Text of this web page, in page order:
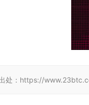
处：https://